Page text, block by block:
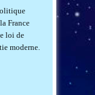
France
loi de
moderne.